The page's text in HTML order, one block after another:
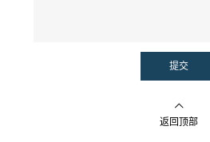
提交
返回顶部